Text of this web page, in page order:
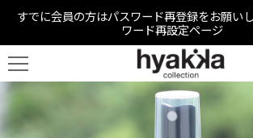
すでに会員の方はパスワード再登録をお願いし
ワード再設定ページ